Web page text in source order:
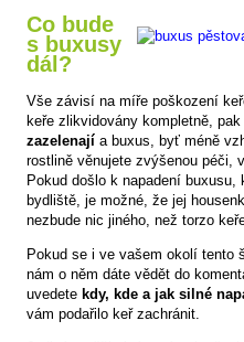
Co bude
s buxusy
dál?
Vše závisí na míře poškození
keře zlikvidovány kompletně, pak
zazelenají a buxus, byť méně
rostlině věnujete zvýšenou péči,
Pokud došlo k napadení
bydliště, je možné, že jej
nezbude nic jiného, než torzo
Pokud se i ve vašem okolí tento
nám o něm dáte vědět do
uvedete kdy, kde a jak silné
vám podařilo keř zachránit.